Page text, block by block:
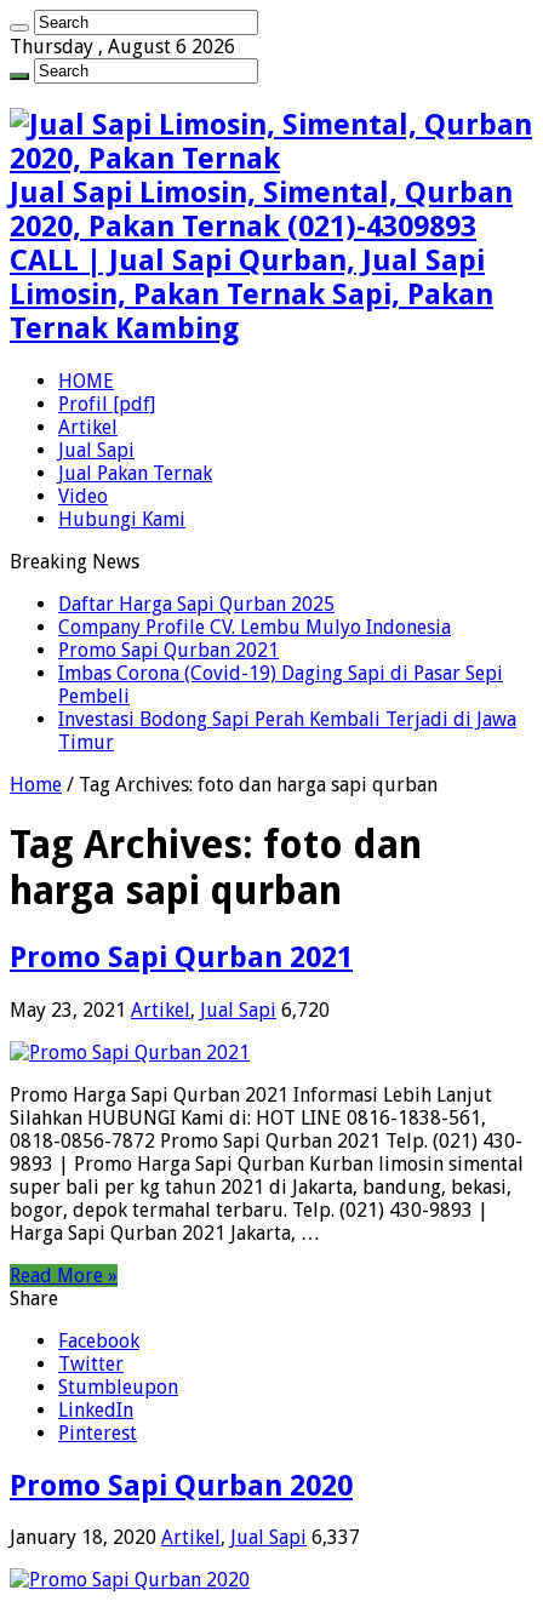
Thursday , August 6 2026
Jual Sapi Limosin, Simental, Qurban
2020, Pakan Ternak (021)-4309893
CALL | Jual Sapi Qurban, Jual Sapi
Limosin, Pakan Ternak Sapi, Pakan
Ternak Kambing
HOME
Profil [pdf]
Artikel
Jual Sapi
Jual Pakan Ternak
Video
Hubungi Kami
Breaking News
Daftar Harga Sapi Qurban 2025
Company Profile CV. Lembu Mulyo Indonesia
Promo Sapi Qurban 2021
Imbas Corona (Covid-19) Daging Sapi di Pasar Sepi
Pembeli
Investasi Bodong Sapi Perah Kembali Terjadi di Jawa
Timur
Home / Tag Archives: foto dan harga sapi qurban
Tag Archives: foto dan
harga sapi qurban
Promo Sapi Qurban 2021
May 23, 2021 Artikel, Jual Sapi 6,720
Promo Harga Sapi Qurban 2021 Informasi Lebih Lanjut
Silahkan HUBUNGI Kami di: HOT LINE 0816-1838-561,
0818-0856-7872 Promo Sapi Qurban 2021 Telp. (021) 430-
9893 | Promo Harga Sapi Qurban Kurban limosin simental
super bali per kg tahun 2021 di Jakarta, bandung, bekasi,
bogor, depok termahal terbaru. Telp. (021) 430-9893 |
Harga Sapi Qurban 2021 Jakarta, …
Read More »
Share
Facebook
Twitter
Stumbleupon
LinkedIn
Pinterest
Promo Sapi Qurban 2020
January 18, 2020 Artikel , Jual Sapi 6,337